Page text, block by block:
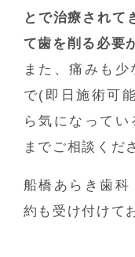
とで治療されて
て歯を削る必要
また、痛みも
で(即日施術可
ら気になって
までご相談くだ
船橋あらき歯科
約も受け付けて